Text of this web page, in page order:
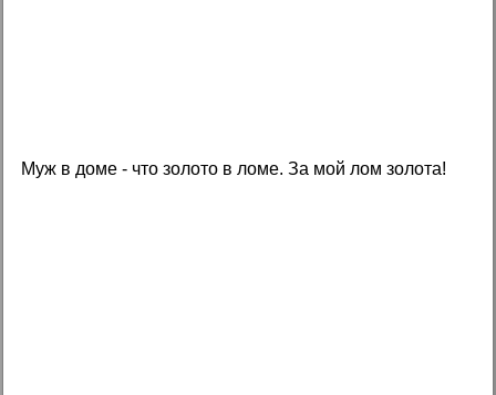
Муж в доме - что золото в ломе. За мой лом золота!